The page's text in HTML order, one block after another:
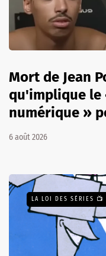
Mort de Jean
qu'implique le
numérique »
6 août 2026
LA LOI DES SÉRIES 📺